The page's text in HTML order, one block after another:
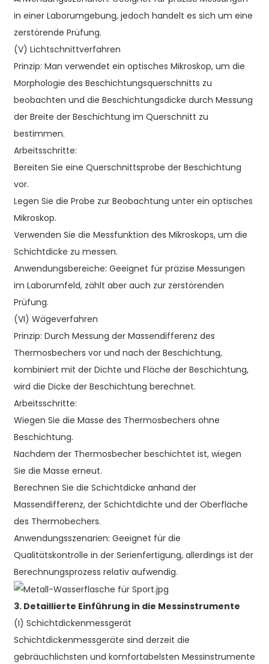
in einer Laborumgebung, jedoch handelt es sich um eine
zerstörende Prüfung.
(V) Lichtschnittverfahren
Prinzip: Man verwendet ein optisches Mikroskop, um die
Morphologie des Beschichtungsquerschnitts zu
beobachten und die Beschichtungsdicke durch Messung
der Breite der Beschichtung im Querschnitt zu
bestimmen.
Arbeitsschritte:
Bereiten Sie eine Querschnittsprobe der Beschichtung
vor.
Legen Sie die Probe zur Beobachtung unter ein optisches
Mikroskop.
Verwenden Sie die Messfunktion des Mikroskops, um die
Schichtdicke zu messen.
Anwendungsbereiche: Geeignet für präzise Messungen
im Laborumfeld, zählt aber auch zur zerstörenden
Prüfung.
(VI) Wägeverfahren
Prinzip: Durch Messung der Massendifferenz des
Thermosbechers vor und nach der Beschichtung,
kombiniert mit der Dichte und Fläche der Beschichtung,
wird die Dicke der Beschichtung berechnet.
Arbeitsschritte:
Wiegen Sie die Masse des Thermosbechers ohne
Beschichtung.
Nachdem der Thermosbecher beschichtet ist, wiegen
Sie die Masse erneut.
Berechnen Sie die Schichtdicke anhand der
Massendifferenz, der Schichtdichte und der Oberfläche
des Thermobechers.
Anwendungsszenarien: Geeignet für die
Qualitätskontrolle in der Serienfertigung, allerdings ist der
Berechnungsprozess relativ aufwendig.
3. Detaillierte Einführung in die Messinstrumente
(I) Schichtdickenmessgerät
Schichtdickenmessgeräte sind derzeit die
gebräuchlichsten und komfortabelsten Messinstrumente